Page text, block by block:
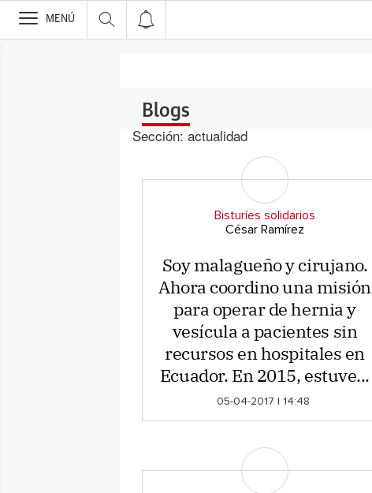
>
MENÚ
Blogs
Sección: actualidad
Bisturíes solidarios
César Ramírez
Soy malagueño y cirujano.
Ahora coordino una misión
para operar de hernia y
vesícula a pacientes sin
recursos en hospitales en
Ecuador. En 2015, estuve...
05-04-2017 | 14:48